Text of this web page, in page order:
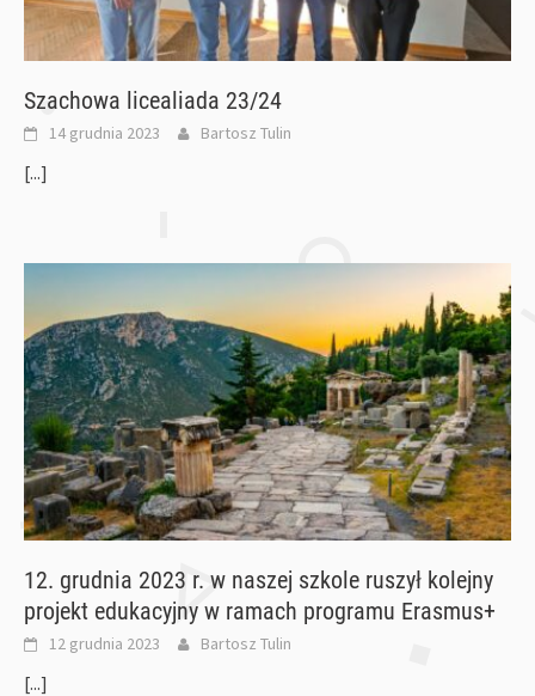
Szachowa licealiada 23/24
14 grudnia 2023 Bartosz Tulin
[...]
12. grudnia 2023 r. w naszej szkole ruszył kolejny
projekt edukacyjny w ramach programu Erasmus+
12 grudnia 2023 Bartosz Tulin
[...]